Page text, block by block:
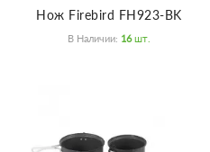
Нож Firebird FH923-BK
В Наличии: 16 Шт.